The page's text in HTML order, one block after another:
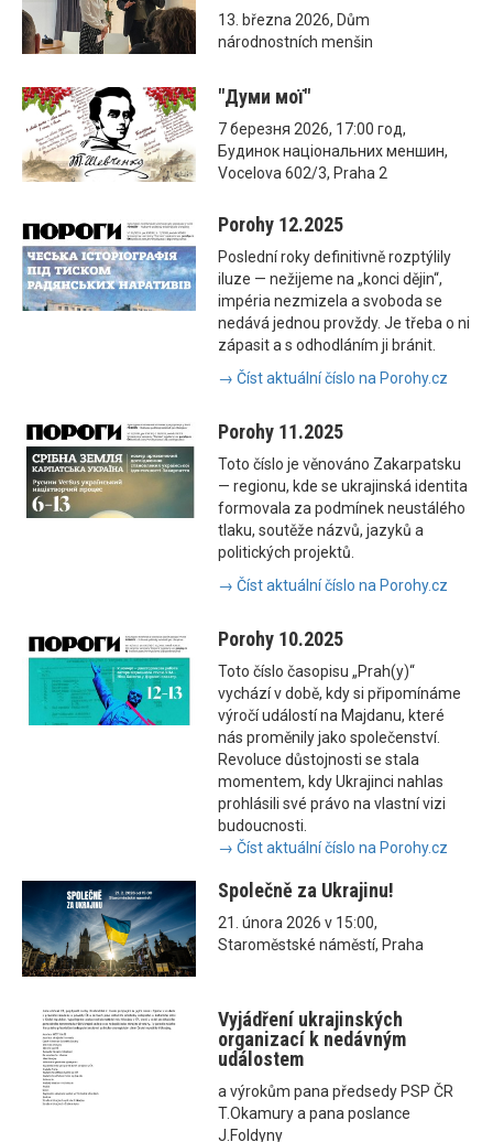
13. března 2026, Dům
národnostních menšin
"Думи мої"
7 березня 2026, 17:00 год,
Будинок національних меншин,
Vocelova 602/3, Praha 2
Porohy 12.2025
Poslední roky definitivně rozptýlily
iluze — nežijeme na „konci dějin“,
impéria nezmizela a svoboda se
nedává jednou provždy. Je třeba o ni
zápasit a s odhodláním ji bránit.
→ Číst aktuální číslo na Porohy.cz
Porohy 11.2025
Toto číslo je věnováno Zakarpatsku
— regionu, kde se ukrajinská identita
formovala za podmínek neustálého
tlaku, soutěže názvů, jazyků a
politických projektů.
→ Číst aktuální číslo na Porohy.cz
Porohy 10.2025
Toto číslo časopisu „Prah(y)“
vychází v době, kdy si připomínáme
výročí událostí na Majdanu, které
nás proměnily jako společenství.
Revoluce důstojnosti se stala
momentem, kdy Ukrajinci nahlas
prohlásili své právo na vlastní vizi
budoucnosti.
→ Číst aktuální číslo na Porohy.cz
Společně za Ukrajinu!
21. února 2026 v 15:00,
Staroměstské náměstí, Praha
Vyjádření ukrajinských
organizací k nedávným
událostem
a výrokům pana předsedy PSP ČR
T.Okamury a pana poslance
J.Foldyny